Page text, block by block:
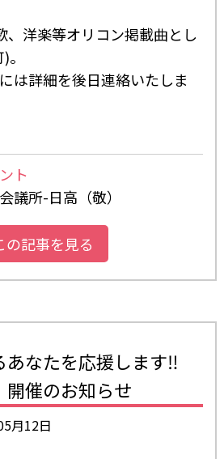
、洋楽等オリコン掲載曲とし
は詳細を後日連絡いたしま
ト
議所-日高（敬）
の記事を見る
あなたを応援します‼
開催のお知らせ
月12日